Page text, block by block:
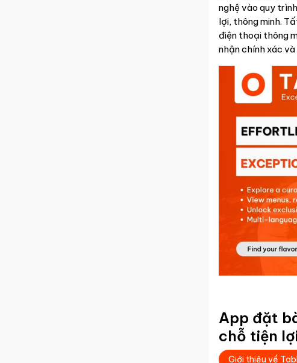
nghệ vào quy
lợi, thông minh.
điện thoại thông
nhận chính xác
App đặt
chỗ tiện
Giới thiệu về